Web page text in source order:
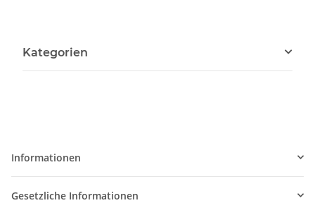
Kategorien
Informationen
Gesetzliche Informationen